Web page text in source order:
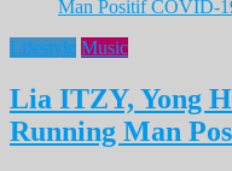
Lifestyle Music
Lia ITZY, Yong
Running Man